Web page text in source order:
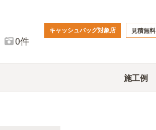
0件
キャッシュバッグ対象店 見積無料
施工例